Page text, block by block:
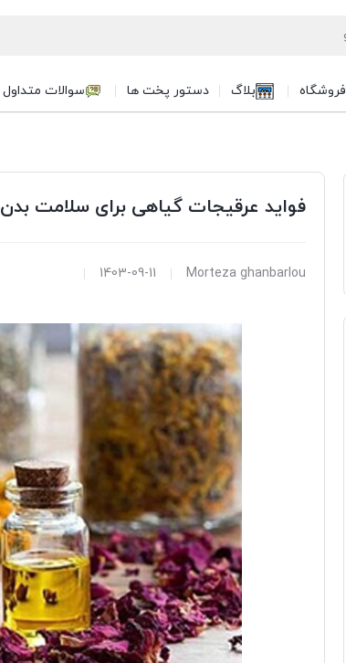
فروشگاه بلاگ دستور پخت ها سوالات متداول
فواید عرقیجات گیاهی برای سلامت بدن
Morteza ghanbarlou
1403-09-11